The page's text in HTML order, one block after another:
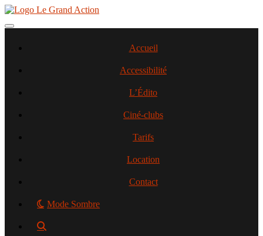
Aller
contenu
Toggle navigation
Accueil
Accessibilité
L’Édito
Ciné-clubs
Tarifs
Location
Contact
Mode Sombre